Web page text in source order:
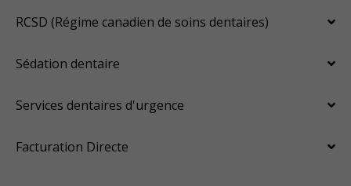
RCSD (Régime canadien de soins dentaires)
Sédation dentaire
Services dentaires d'urgence
Facturation Directe